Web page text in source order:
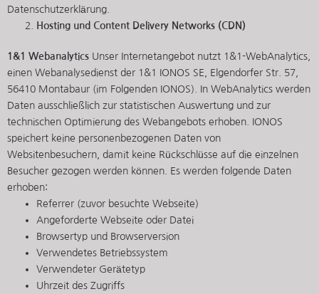
Datenschutzerklärung.
Hosting und Content Delivery Networks (CDN)
1&1 Webanalytics Unser Internetangebot nutzt 1&1-WebAnalytics,
einen Webanalysedienst der 1&1 IONOS SE, Elgendorfer Str. 57,
56410 Montabaur (im Folgenden IONOS). In WebAnalytics werden
Daten ausschließlich zur statistischen Auswertung und zur
technischen Optimierung des Webangebots erhoben. IONOS
speichert keine personenbezogenen Daten von
Websitenbesuchern, damit keine Rückschlüsse auf die einzelnen
Besucher gezogen werden können. Es werden folgende Daten
erhoben:
Referrer (zuvor besuchte Webseite)
Angeforderte Webseite oder Datei
Browsertyp und Browserversion
Verwendetes Betriebssystem
Verwendeter Gerätetyp
Uhrzeit des Zugriffs